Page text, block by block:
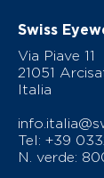
Swiss
Via Piave 11
21051
Italia
Tel: +39
N. verde: